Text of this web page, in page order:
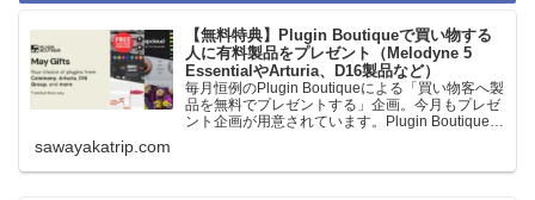
【無料特典】Plugin Boutiqueで買い物する
人に有料製品をプレゼント（Melodyne 5
EssentialやArturia、D16製品など）
毎月恒例のPlugin Boutiqueによる「買い物客へ製
品を無料でプレゼントする」企画。今月もプレゼ
ント企画が用意されています。Plugin Boutiqueで
ます。＊無料配布終了予定日：日本時間：
sawayakatrip.com